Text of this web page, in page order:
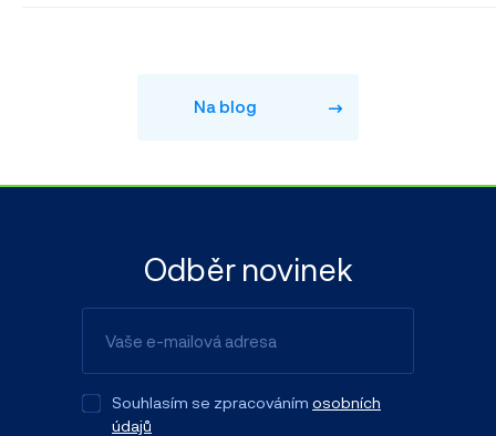
Na blog
Odběr novinek
Souhlasím se zpracováním osobních
údajů